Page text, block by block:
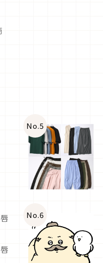
No.5
No.6